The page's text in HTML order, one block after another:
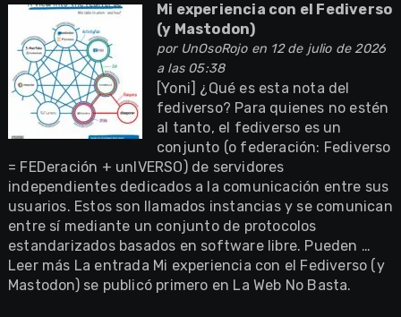
Mi experiencia con el Fediverso
(y Mastodon)
por UnOsoRojoen 12 de julio de 2026
a las 05:38
[Yoni] ¿Qué es esta nota del
fediverso? Para quienes no estén
al tanto, el fediverso es un
conjunto (o federación: Fediverso
= FEDeración + unIVERSO) de servidores
independientes dedicados a la comunicación entre sus
usuarios. Estos son llamados instancias y se comunican
entre sí mediante un conjunto de protocolos
estandarizados basados en software libre. Pueden …
Leer más La entrada Mi experiencia con el Fediverso (y
Mastodon) se publicó primero en La Web No Basta.